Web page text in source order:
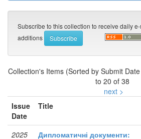
Subscribe to this collection to receive daily
additions
Collection's Items (Sorted by Submit
to 20 of 38
next >
Issue
Date
Title
2025
Дипломатичні документи: